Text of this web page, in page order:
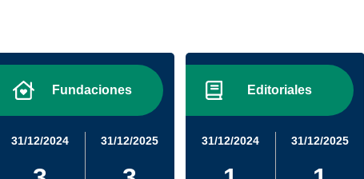
Fundaciones
31/12/2024 31/12/2025
Editoriales
31/12/2024 31/12/2025